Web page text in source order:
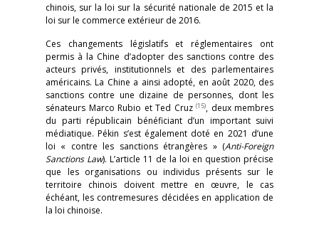
chinois, sur la loi sur la sécurité nationale de 2015 et la
loi sur le commerce extérieur de 2016.
Ces changements législatifs et réglementaires ont
permis à la Chine d’adopter des sanctions contre des
acteurs privés, institutionnels et des parlementaires
américains. La Chine a ainsi adopté, en août 2020, des
sanctions contre une dizaine de personnes, dont les
sénateurs Marco Rubio et Ted Cruz (15), deux membres
du parti républicain bénéficiant d’un important suivi
médiatique. Pékin s’est également doté en 2021 d’une
loi « contre les sanctions étrangères » (Anti-Foreign
Sanctions Law). L’article 11 de la loi en question précise
que les organisations ou individus présents sur le
territoire chinois doivent mettre en œuvre, le cas
échéant, les contremesures décidées en application de
la loi chinoise.